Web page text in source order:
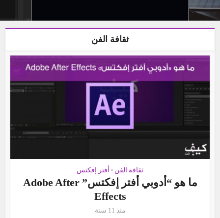
ثقافة الفن
أفتر إفكتس • ثقافة الفن
ما هو “أدوبي أفتر إفكتس” Adobe After
Effects
منذ 11 سنة